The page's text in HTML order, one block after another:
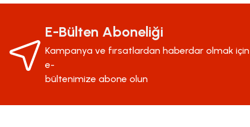
E-Bülten Aboneliği
Kampanya ve fırsatlardan haberdar olmak için
e-
bültenimize abone olun